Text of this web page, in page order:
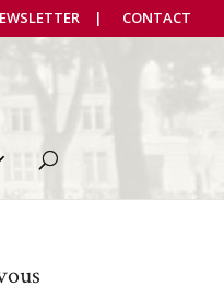
CONTACT